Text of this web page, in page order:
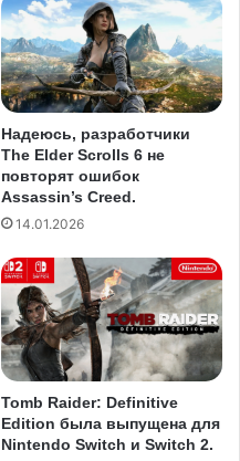
Надеюсь, разработчики
The Elder Scrolls 6 не
повторят ошибок
Assassin’s Creed.
14.01.2026
Tomb Raider: Definitive
Edition была выпущена для
Nintendo Switch и Switch 2.